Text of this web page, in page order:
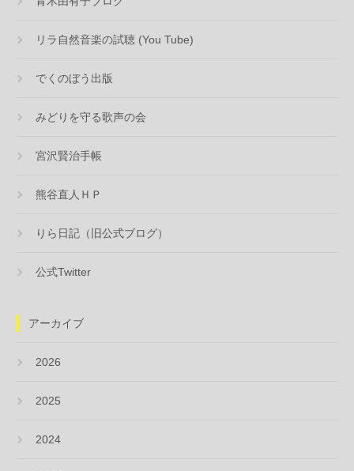
リラ自然音楽の試聴 (You Tube)
でくのぼう出版
みどりを守る歌声の会
宮沢賢治手帳
熊谷直人ＨＰ
りら日記（旧公式ブログ）
公式Twitter
アーカイブ
2026
2025
2024